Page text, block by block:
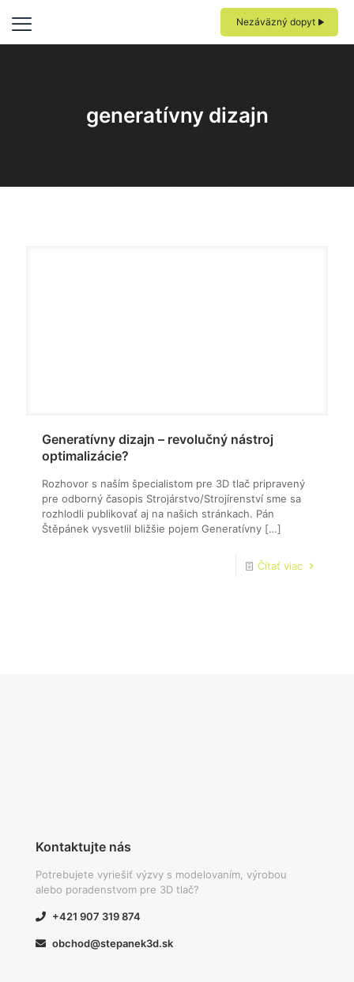
Nezáväzný dopyt
generatívny dizajn
Generatívny dizajn – revolučný nástroj
optimalizácie?
Rozhovor s naším špecialistom pre 3D tlač pripravený
pre odborný časopis Strojárstvo/Strojírenství sme sa
rozhlodli publikovať aj na našich stránkach. Pán
Štěpánek vysvetlil bližšie pojem Generatívny […]
Čítať viac
Kontaktujte nás
Potrebujete vyriešiť výzvy s modelovaním, výrobou
alebo poradenstvom pre 3D tlač?
+421 907 319 874
obchod@stepanek3d.sk